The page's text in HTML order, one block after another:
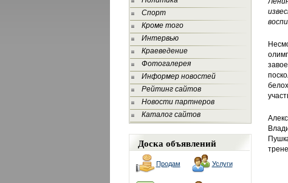
Спорт
Кроме того
Интервью
Краеведение
Фотогалерея
Информер новостей
Рейтинг сайтов
Новости партнеров
Каталог сайтов
Доска объявлений
Продам Услуги